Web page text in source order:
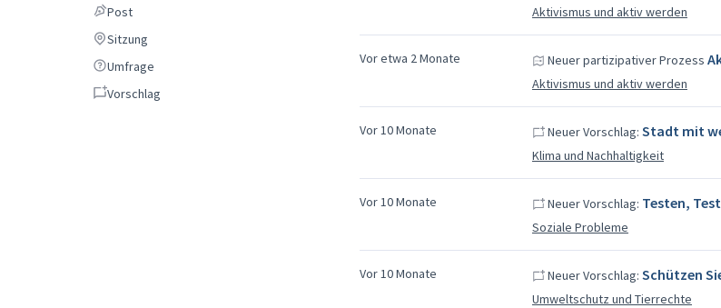
PostPost
SitzungSitzung
Umfrage
Umfrage
Vorschlag
Vorschlag
Aktivismus und aktiv werden
Vor etwa 2 Monate Neuer partizipativer Prozess
Aktivismus und aktiv werden
Vor 10 Monate Neuer Vorschlag: Stadt mit
Klima und Nachhaltigkeit
Vor 10 Monate Neuer Vorschlag: Testen,
Soziale Probleme
Vor 10 Monate Neuer Vorschlag: Schützen
Umweltschutz und Tierrechte